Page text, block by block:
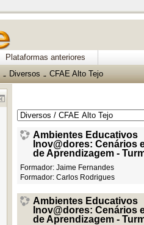
Plataformas anteriores
→ Diversos → CFAE Alto Tejo
Ambientes Educativos
Inov@dores: Cenários
de Aprendizagem -
Formador: Jaime Fernandes
Formador: Carlos Rodrigues
Ambientes Educativos
Inov@dores: Cenários
de Aprendizagem -